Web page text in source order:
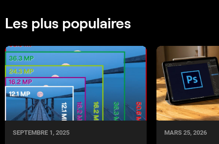
Les plus populaires
SEPTEMBRE 1, 2025 MARS 25, 2026